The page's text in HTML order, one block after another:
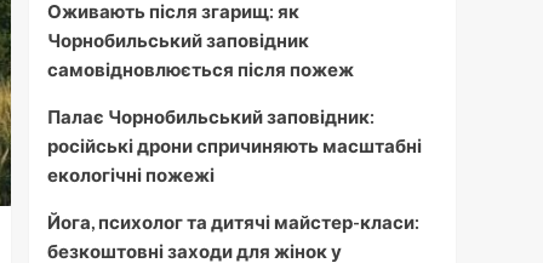
Оживають після згарищ: як
Чорнобильський заповідник
самовідновлюється після пожеж
Палає Чорнобильський заповідник:
російські дрони спричиняють масштабні
екологічні пожежі
Йога, психолог та дитячі майстер-класи:
безкоштовні заходи для жінок у